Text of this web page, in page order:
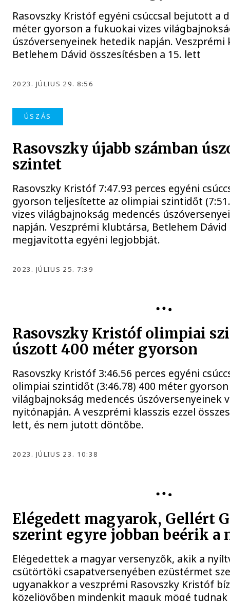
Rasovszky Kristóf egyéni csúccsal bejutott a
méter gyorson a fukuokai vizes
úszóversenyeinek hetedik napján. Veszprémi
Betlehem Dávid összesítésben a 15. lett
2023. JÚLIUS 29. 8:56
ÚSZÁS
Rasovszky újabb számban
szintet
Rasovszky Kristóf 7:47.93 perces egyéni
gyorson teljesítette az olimpiai szintidőt
vizes világbajnokság medencés
napján. Veszprémi klubtársa, Betlehem
megjavította egyéni legjobbját.
2023. JÚLIUS 25. 7:39
Rasovszky Kristóf olimpiai
úszott 400 méter gyorson
Rasovszky Kristóf 3:46.56 perces egyéni
olimpiai szintidőt (3:46.78) 400 méter
világbajnokság medencés úszóversenyeinek
nyitónapján. A veszprémi klasszis ezzel
lett, és nem jutott döntőbe.
2023. JÚLIUS 23. 10:38
Elégedett magyarok, Gellért
szerint egyre jobban beérik a
Elégedettek a magyar versenyzők, akik a
csütörtöki csapatversenyében ezüstérmet
ugyanakkor a veszprémi Rasovszky Kristóf
közeljövőben mindenkit maguk mögé